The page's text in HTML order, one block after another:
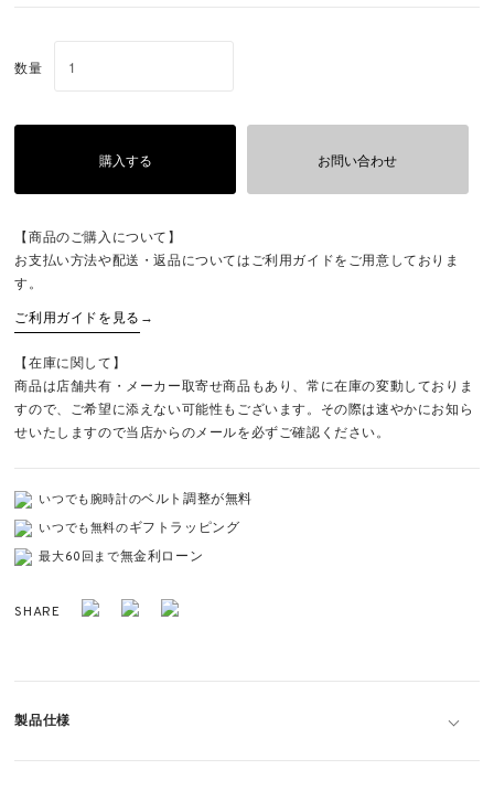
数量
購入する お問い合わせ
【商品のご購入について】
お支払い方法や配送・返品についてはご利用ガイドをご用意しておりま
す。
ご利用ガイドを見る →
【在庫に関して】
商品は店舗共有・メーカー取寄せ商品もあり、常に在庫の変動しておりま
すので、ご希望に添えない可能性もございます。その際は速やかにお知ら
せいたしますので当店からのメールを必ずご確認ください。
いつでも腕時計のベルト調整が無料
いつでも無料のギフトラッピング
最大60回まで無金利ローン
SHARE
製品仕様